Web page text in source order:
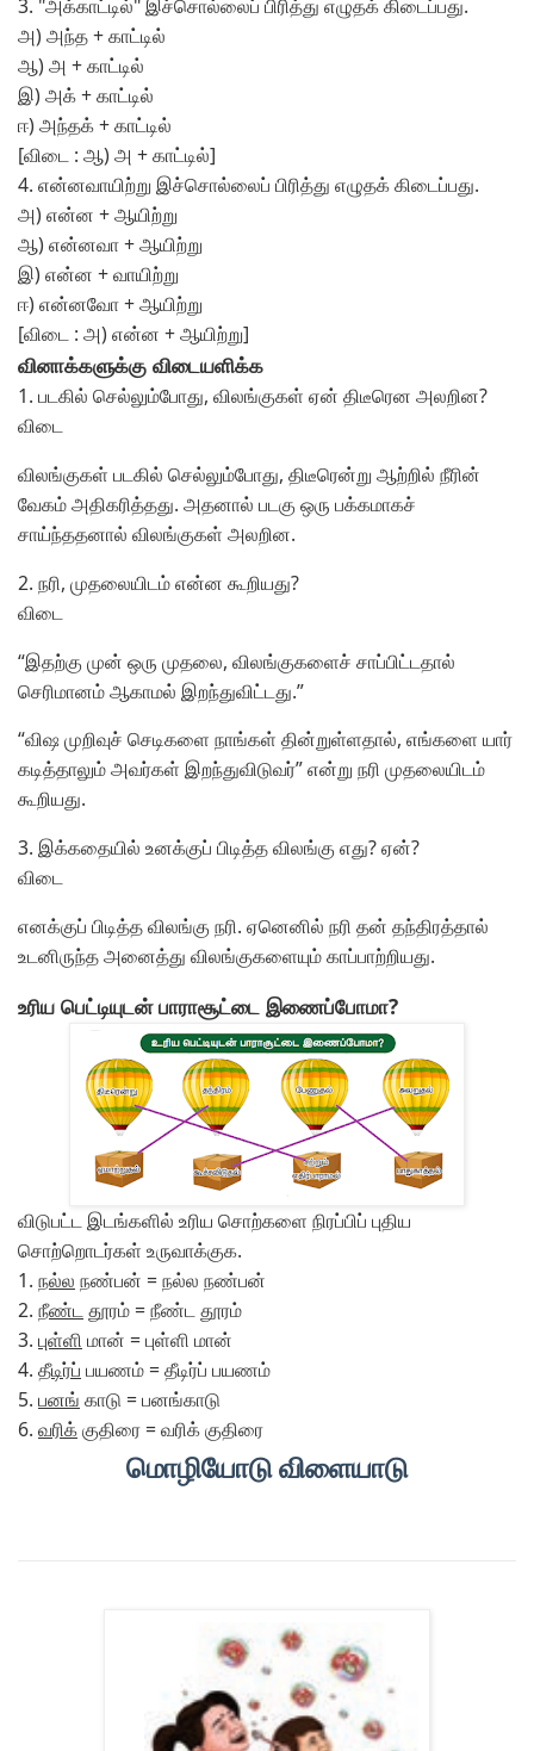
3. "அக்காட்டில்" இச்சொல்லைப் பிரித்து எழுதக் கிடைப்பது.
அ) அந்த + காட்டில்
ஆ) அ + காட்டில்
இ) அக் + காட்டில்
ஈ) அந்தக் + காட்டில்
[விடை : ஆ) அ + காட்டில்]
4. என்னவாயிற்று இச்சொல்லைப் பிரித்து எழுதக் கிடைப்பது.
அ) என்ன + ஆயிற்று
ஆ) என்னவா + ஆயிற்று
இ) என்ன + வாயிற்று
ஈ) என்னவோ + ஆயிற்று
[விடை : அ) என்ன + ஆயிற்று]
வினாக்களுக்கு விடையளிக்க
1. படகில் செல்லும்போது, விலங்குகள் ஏன் திடீரென அலறின?
விடை
விலங்குகள் படகில் செல்லும்போது, திடீரென்று ஆற்றில் நீரின்
வேகம் அதிகரித்தது. அதனால் படகு ஒரு பக்கமாகச்
சாய்ந்ததனால் விலங்குகள் அலறின.
2. நரி, முதலையிடம் என்ன கூறியது?
விடை
“இதற்கு முன் ஒரு முதலை, விலங்குகளைச் சாப்பிட்டதால்
செரிமானம் ஆகாமல் இறந்துவிட்டது.”
“விஷ முறிவுச் செடிகளை நாங்கள் தின்றுள்ளதால், எங்களை யார்
கடித்தாலும் அவர்கள் இறந்துவிடுவர்” என்று நரி முதலையிடம்
கூறியது.
3. இக்கதையில் உனக்குப் பிடித்த விலங்கு எது? ஏன்?
விடை
எனக்குப் பிடித்த விலங்கு நரி. ஏனெனில் நரி தன் தந்திரத்தால்
உடனிருந்த அனைத்து விலங்குகளையும் காப்பாற்றியது.
உரிய பெட்டியுடன் பாராசூட்டை இணைப்போமா?
விடுபட்ட இடங்களில் உரிய சொற்களை நிரப்பிப் புதிய
சொற்றொடர்கள் உருவாக்குக.
1. நல்ல நண்பன் = நல்ல நண்பன்
2. நீண்டதூரம் = நீண்ட தூரம்
3. புள்ளி மான் = புள்ளி மான்
4. தீடிர்ப் பயணம் = தீடிர்ப் பயணம்
5. பனங் காடு = பனங்காடு
6. வரிக்குதிரை = வரிக் குதிரை
மொழியோடு விளையாடு